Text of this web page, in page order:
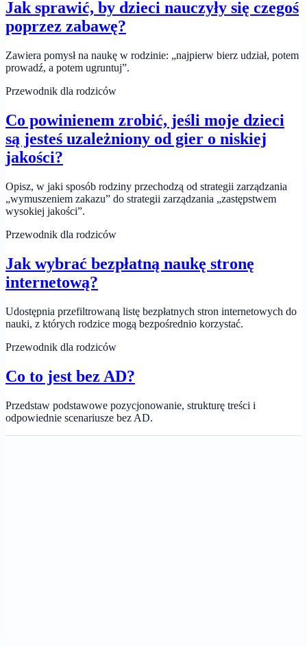
Jak sprawić, by dzieci nauczyły się czegoś
poprzez zabawę?
Zawiera pomysł na naukę w rodzinie: „najpierw bierz udział, potem
prowadź, a potem ugruntuj”.
Przewodnik dla rodziców
Co powinienem zrobić, jeśli moje dzieci
są jesteś uzależniony od gier o niskiej
jakości?
Opisz, w jaki sposób rodziny przechodzą od strategii zarządzania
„wymuszeniem zakazu” do strategii zarządzania „zastępstwem
wysokiej jakości”.
Przewodnik dla rodziców
Jak wybrać bezpłatną naukę stronę
internetową?
Udostępnia przefiltrowaną listę bezpłatnych stron internetowych do
nauki, z których rodzice mogą bezpośrednio korzystać.
Przewodnik dla rodziców
Co to jest bez AD?
Przedstaw podstawowe pozycjonowanie, strukturę treści i
odpowiednie scenariusze bez AD.